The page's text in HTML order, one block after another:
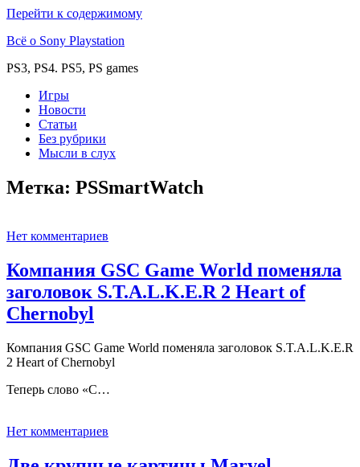
Перейти к содержимому
Всё о Sony Playstation
PS3, PS4. PS5, PS games
Игры
Новости
Статьи
Без рубрики
Мысли в слух
Метка: PSSmartWatch
Нет комментариев
Компания GSC Game World поменяла
заголовок S.T.A.L.K.E.R 2 Heart of
Chernobyl
Компания GSC Game World поменяла заголовок S.T.A.L.K.E.R
2 Heart of Chernobyl
Теперь слово «C…
Нет комментариев